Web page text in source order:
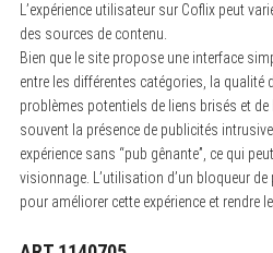
L’expérience utilisateur sur Coflix peut
des sources de contenu.
Bien que le site propose une interface
entre les différentes catégories, la qualité
problèmes potentiels de liens brisés et
souvent la présence de publicités
expérience sans “pub gênante”, ce qui
visionnage. L’utilisation d’un bloqueur
pour améliorer cette expérience et rendre